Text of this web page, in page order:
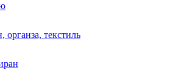
органза, текстиль